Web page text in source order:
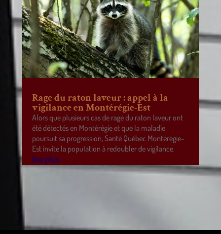
Rage du raton laveur : appel à la
vigilance en Montérégie-Est
Alors que plusieurs cas de rage du raton laveur ont
été détectés en Montérégie et que la maladie
poursuit sa progression, Santé Québec Montérégie-
Est invite la population à redoubler de vigilance.
lire plus